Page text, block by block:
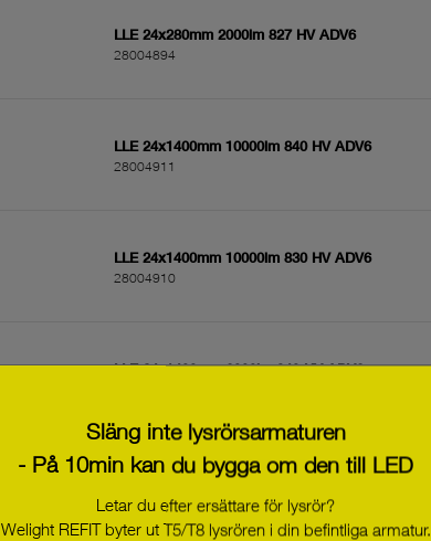
LLE 24x280mm 2000lm 827 HV ADV6
28004894
LLE 24x1400mm 10000lm 840 HV ADV6
28004911
LLE 24x1400mm 10000lm 830 HV ADV6
28004910
LLE 24x1400mm 6000lm 940 HV ADV6
LLE 24x1400mm 6000lm 835 HV ADV6
28004890
Släng inte lysrörsarmaturen
- På 10min kan du bygga om den till LED
Letar du efter ersättare för lysrör?
Welight REFIT byter ut T5/T8 lysrören i din befintliga armatur.